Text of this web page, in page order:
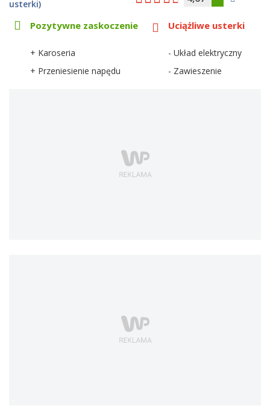
usterki)
Pozytywne zaskoczenie
+ Karoseria
+ Przeniesienie napędu
Uciążliwe usterki
- Układ elektryczny
- Zawieszenie